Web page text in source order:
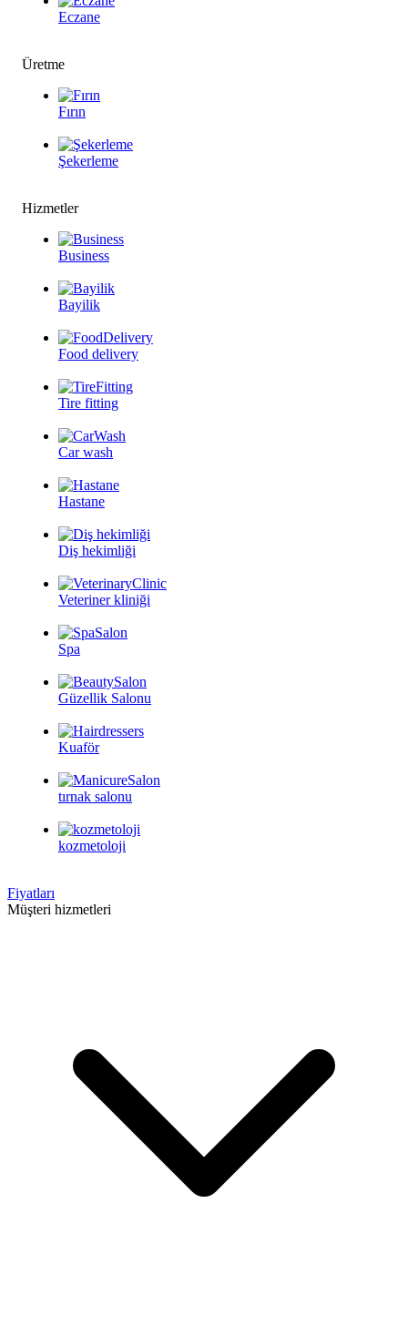
Eczane
Üretme
Fırın
Şekerleme
Hizmetler
Business
Bayilik
Food delivery
Tire fitting
Car wash
Hastane
Diş hekimliği
Veteriner kliniği
Spa
Güzellik Salonu
Kuaför
tırnak salonu
kozmetoloji
Fiyatları
Müşteri hizmetleri